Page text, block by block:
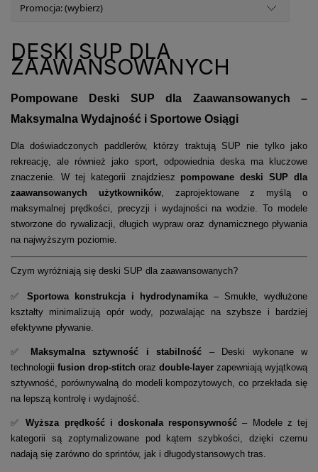
Promocja: (wybierz)
DESKI SUP DLA
ZAAWANSOWANYCH
Pompowane Deski SUP dla Zaawansowanych –
Maksymalna Wydajność i Sportowe Osiągi
Dla doświadczonych paddlerów, którzy traktują SUP nie tylko jako
rekreację, ale również jako sport, odpowiednia deska ma kluczowe
znaczenie. W tej kategorii znajdziesz pompowane deski SUP dla
zaawansowanych użytkowników, zaprojektowane z myślą o
maksymalnej prędkości, precyzji i wydajności na wodzie. To modele
stworzone do rywalizacji, długich wypraw oraz dynamicznego pływania
na najwyższym poziomie.
Czym wyróżniają się deski SUP dla zaawansowanych?
✅ Sportowa konstrukcja i hydrodynamika– Smukłe, wydłużone
kształty minimalizują opór wody, pozwalając na szybsze i bardziej
efektywne pływanie.
✅ Maksymalna sztywność i stabilność – Deski wykonane w
technologii fusion drop-stitch oraz double-layer zapewniają wyjątkową
sztywność, porównywalną do modeli kompozytowych, co przekłada się
na lepszą kontrolę i wydajność.
✅Wyższa prędkość i doskonała responsywność – Modele z tej
kategorii są zoptymalizowane pod kątem szybkości, dzięki czemu
nadają się zarówno do sprintów, jak i długodystansowych tras.